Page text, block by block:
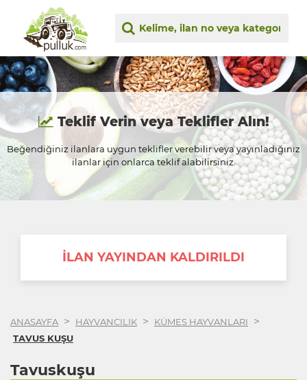
Teklif Verin veya Teklifler Alın!
Beğendiğiniz ilanlara uygun teklifler verebilir veya yayınladığınız
ilanlar için onlarca teklif alabilirsiniz.
İLAN YAYINDAN KALDIRILDI
ANASAYFA > HAYVANCILIK > KÜMES HAYVANLARI >
TAVUS KUŞU
Tavuskuşu